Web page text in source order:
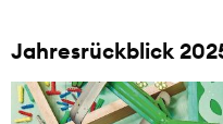
Jahresrückblick